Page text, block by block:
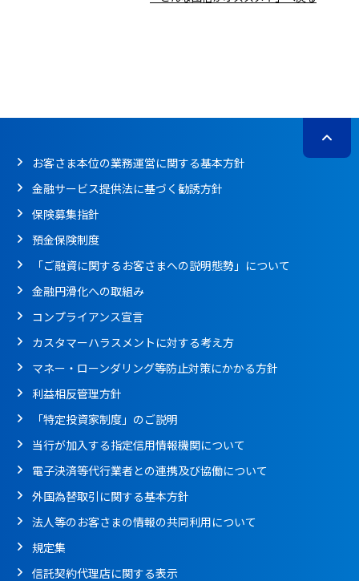
お客さま本位の業務運営に関する基本方針
金融サービス提供法に基づく勧誘方針
保険募集指針
預金保険制度
「ご融資に関するお客さまへの説明態勢」について
金融円滑化への取組み
コンプライアンス宣言
カスタマーハラスメントに対する考え方
マネー・ローンダリング等防止対策にかかる方針
利益相反管理方針
「特定投資家制度」のご説明
当行が加入する指定信用情報機関について
電子決済等代行業者との連携及び協働について
外国為替取引に関する基本方針
法人等のお客さまの情報の共同利用について
規定集
信託契約代理店に関する表示